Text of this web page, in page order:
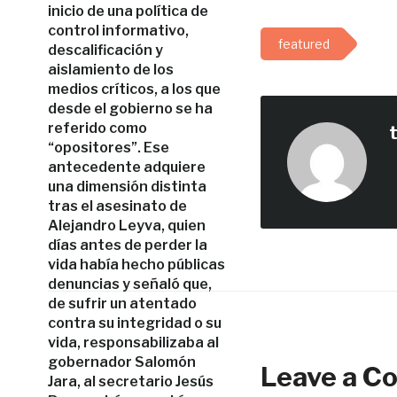
inicio de una política de
control informativo,
descalificación y
aislamiento de los
medios críticos, a los que
desde el gobierno se ha
referido como
“opositores”. Ese
antecedente adquiere
una dimensión distinta
tras el asesinato de
Alejandro Leyva, quien
días antes de perder la
vida había hecho públicas
denuncias y señaló que,
de sufrir un atentado
contra su integridad o su
vida, responsabilizaba al
gobernador Salomón
Jara, al secretario Jesús
featured
Leave a